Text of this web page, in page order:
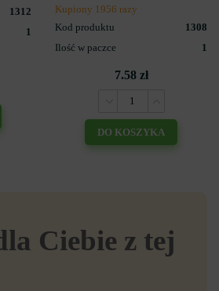
1312
1
Kupiony 1956 razy
Kod produktu
1308
Ilość w paczce
1
7.58 zł
DO KOSZYKA
Ciebie z tej